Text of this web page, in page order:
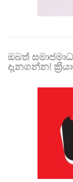
ඔබත්
දැනගන්න!